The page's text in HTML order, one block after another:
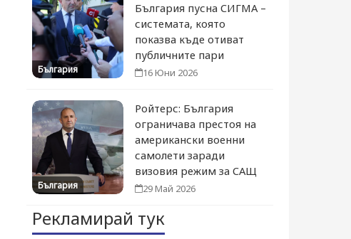
България
България пусна СИГМА –
системата, която
показва къде отиват
публичните пари
16 Юни 2026
България
Ройтерс: България
ограничава престоя на
американски военни
самолети заради
визовия режим за САЩ
29 Май 2026
Рекламирай тук